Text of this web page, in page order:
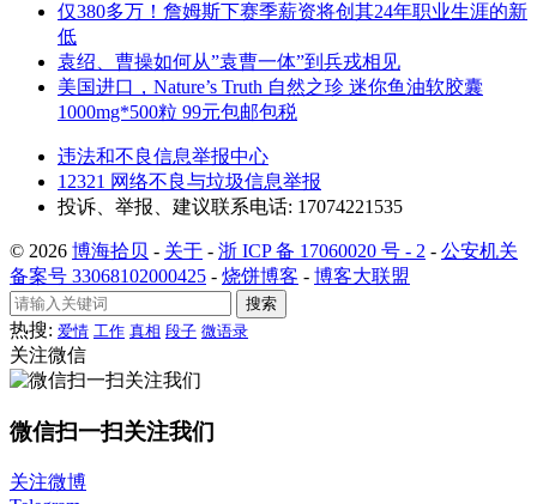
仅380多万！詹姆斯下赛季薪资将创其24年职业生涯的新
低
袁绍、曹操如何从”袁曹一体”到兵戎相见
美国进口，Nature’s Truth 自然之珍 迷你鱼油软胶囊
1000mg*500粒 99元包邮包税
违法和不良信息举报中心
12321 网络不良与垃圾信息举报
投诉、举报、建议联系电话: 17074221535
© 2026 博海拾贝 - 关于 - 浙 ICP 备 17060020 号 - 2 - 公安机关
备案号 33068102000425 - 烧饼博客 - 博客大联盟
搜索
热搜: 爱情 工作 真相 段子 微语录
关注微信
微信扫一扫关注我们
关注微博